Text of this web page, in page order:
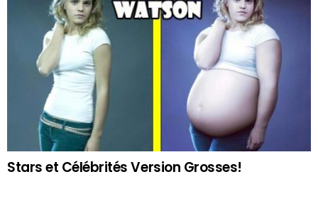
Stars et Célébrités Version Grosses!